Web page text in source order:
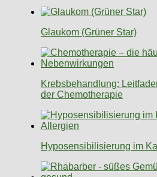
Glaukom (Grüner Star)
Krebsbehandlung:
der Chemotherapie
Hyposensibilisierung im